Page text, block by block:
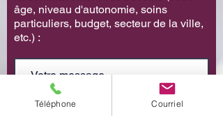
âge, niveau d'autonomie, soins
particuliers, budget, secteur de la ville,
etc.) :
Téléphone Courriel